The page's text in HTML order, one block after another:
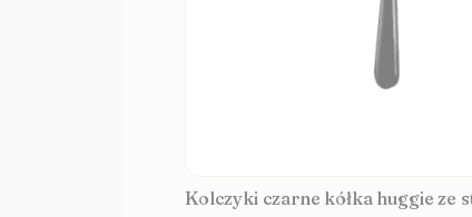
Kolczyki czarne kółka huggie ze